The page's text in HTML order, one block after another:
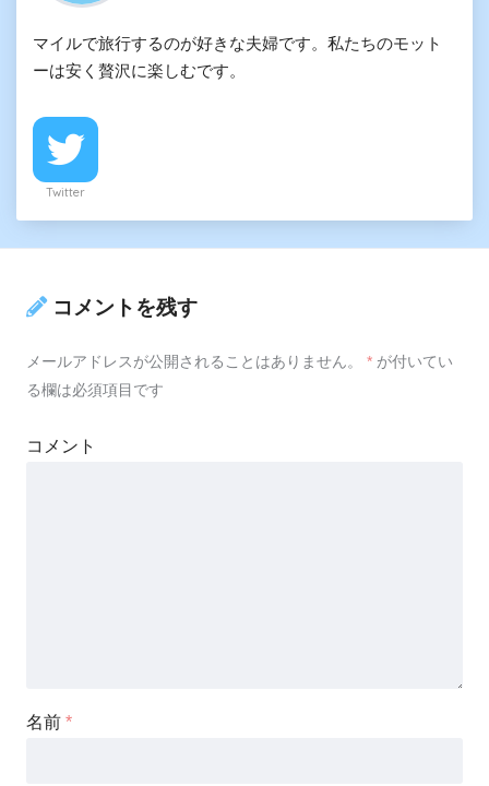
マイルで旅行するのが好きな夫婦です。私たちのモット
ーは安く贅沢に楽しむです。
Twitter
コメントを残す
メールアドレスが公開されることはありません。 * が付いてい
る欄は必須項目です
コメント
名前 *